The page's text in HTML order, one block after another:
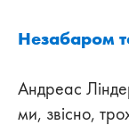
Незабаром
Андреас
ми, звісно,